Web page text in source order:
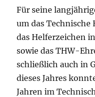
Für seine
um das
das Helferzeichen
sowie das THW-
schließlich auch in
dieses Jahres
Jahren im